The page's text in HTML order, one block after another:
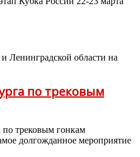
Ленинградской области на
по трековым
долгожданное мероприятие